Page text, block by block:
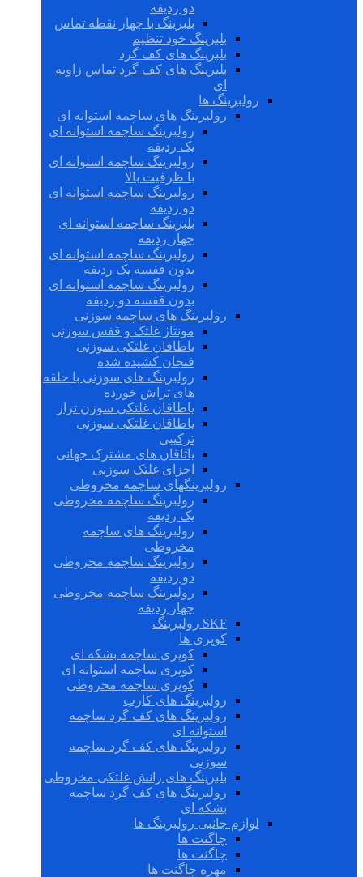
دو ردیفه
بلبرینگ با چهار نقطه تماس
بلبرینگ خود تنظیم
بلبرینگ های کف گرد
بلبرینگ های کف گرد تماس زاویه
ای
رولبرینگ ها
رولبرینگ های ساچمه استوانه ای
رولبرینگ ساچمه استوانه ای
یک ردیفه
رولبرینگ ساچمه استوانه ای
با ظرفیت بالا
رولبرینگ ساچمه استوانه ای
دو ردیفه
بلبرینگ ساچمه استوانه ای
چهار ردیفه
رولبرینگ ساچمه استوانه ای
بدون قفسه یک ردیفه
رولبرینگ ساچمه استوانه ای
بدون قفسه دو ردیفه
رولبرینگ های ساچمه سوزنی
مونتاژ غلتک و قفس سوزنی
یاطاقان غلتکی سوزنی
فنجان کشیده شده
رولبرینگ های سوزنی با حلقه
های تراش خورده
یاطاقان غلتکی سوزن تراز
یاطاقان غلتکی سوزنی
ترکیبی
یاتاقان های مشترک جهانی
اجزای غلتک سوزنی
رولبرینگهای ساچمه مخروطی
رولبرینگ ساچمه مخروطی
یک ردیفه
رولبرینگ های ساچمه
مخروطی
رولبرینگ ساچمه مخروطی
دو ردیفه
رولبرینگ ساچمه مخروطی
چهار ردیفه
SKF رولبرینگ
کوپری ها
کوپری ساچمه بشکه ای
کوپری ساچمه استوانه ای
کوپری ساچمه مخروطی
رولبرینگ های کارب
رولبرینگ های کف گرد ساچمه
استوانه ای
رولبرینگ های کف گرد ساچمه
سوزنی
بلبرینگ های رانش غلتکی مخروطی
رولبرینگ های کف گرد ساچمه
بشکه ای
لوازم جانبی رولبرینگ ها
چاگنت ها
چاگنت ها
مهره چاگنت ها